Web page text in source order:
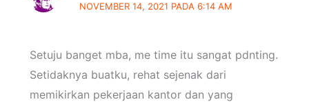
NOVEMBER 14, 2021 PADA 6:14 AM
Setuju banget mba, me time itu sangat pdnting.
Setidaknya buatku, rehat sejenak dari
memikirkan pekerjaan kantor dan yang